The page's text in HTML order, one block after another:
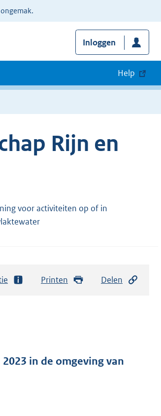
Inloggen
Help
Rijn en
voor activiteiten op of in
Printen Delen
in de omgeving van